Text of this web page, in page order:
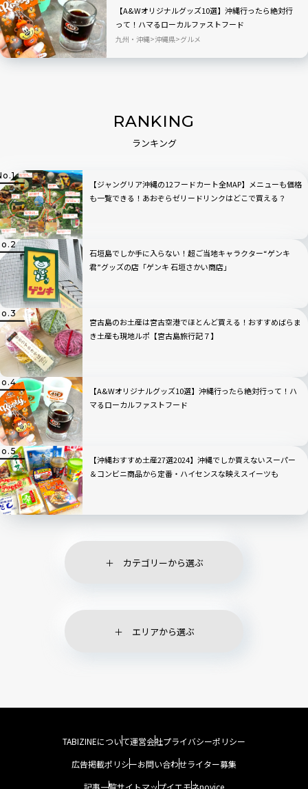
【A&Wオリジナルグッズ10選】沖縄行ったら絶対行
って！ハマるローカルファストフード
九州・沖縄 沖縄県 グルメ
RANKING
ランキング
【ジャングリア沖縄の12フードカート全MAP】メニューも価格
も一覧できる！あおぞらゼリードリンクはどこで買える？
石垣島でしか手に入らない！超ご当地キャラクター“ゲンキ
君”グッズの店「ゲンキ 石垣さかい商店」
宮古島のお土産は宮古空港でほとんど買える！おすすめばらま
き土産も現地ルポ【宮古島旅行記７】
【A&Wオリジナルグッズ10選】沖縄行ったら絶対行って！ハ
マるローカルファストフード
【沖縄おすすめ土産27選2024】沖縄でしか買えないスーパー
＆コンビニ商品から定番・ハイセンスな映えスイーツも
カテゴリーから選ぶ
エリアから選ぶ
TABIZINEについて運営会社プライバシーポリシー
広告掲載ポリシーお問い合わせライター募集
記事一覧サイトマップイエモネnovice